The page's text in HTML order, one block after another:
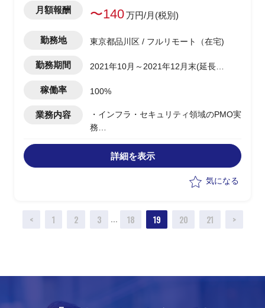
月額報酬 〜140万円/月(税別)
勤務地 東京都品川区 / フルリモート（在宅)
勤務期間
2021年10月～2021年12月末(延長の
稼働率 100%
業務内容
・インフラ・セキュリティ領域のPMO実
務
詳細を表示
気になる
< 1 2 3 ... 18 19 20 21 >